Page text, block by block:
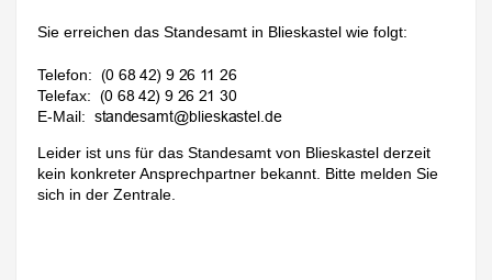
Sie erreichen das Standesamt in Blieskastel wie folgt:
Telefon:
Telefax:
E-Mail:
Leider ist uns für das Standesamt von Blieskastel derzeit
kein konkreter Ansprechpartner bekannt. Bitte melden Sie
sich in der Zentrale.